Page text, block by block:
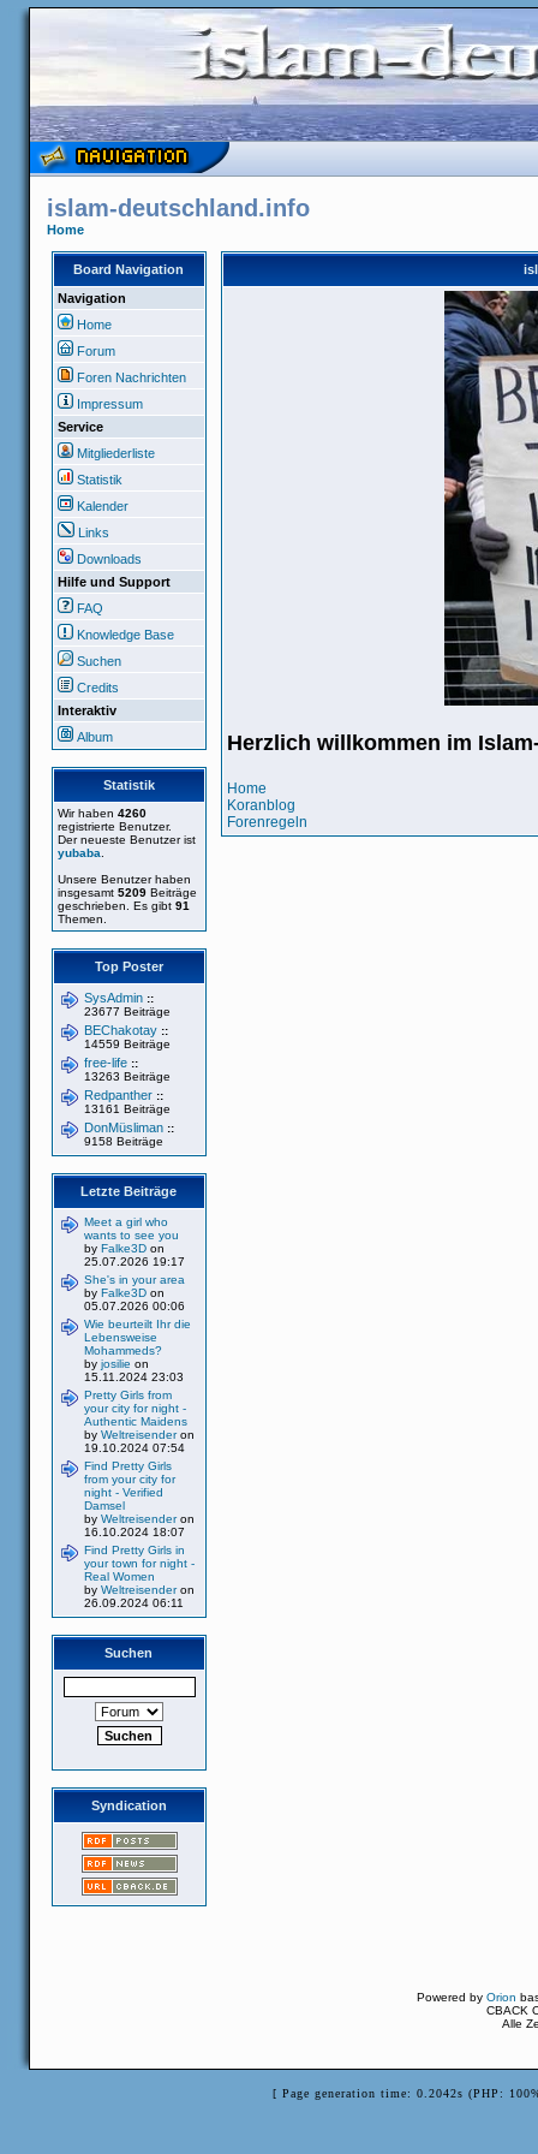
islam-deutschland.info
Home
Board Navigation
Navigation
Home
Forum
Foren Nachrichten
Impressum
Service
Mitgliederliste
Statistik
Kalender
Links
Downloads
Hilfe und Support
FAQ
Knowledge Base
Suchen
Credits
Interaktiv
Album
Statistik
Wir haben 4260
registrierte Benutzer.
Der neueste Benutzer ist
yubaba
Unsere Benutzer haben
insgesamt 5209 Beiträge
geschrieben. Es gibt 91
Themen.
Top Poster
SysAdmin ::
23677 Beiträge
BEChakotay ::
14559 Beiträge
free-life ::
13263 Beiträge
Redpanther ::
13161 Beiträge
DonMüsliman ::
9158 Beiträge
Letzte Beiträge
Meet a girl who
wants to see you
by Falke3D on
25.07.2026 19:17
She's in your area
by Falke3D on
05.07.2026 00:06
Wie beurteilt Ihr die
Lebensweise
Mohammeds?
by josilie on
15.11.2024 23:03
Pretty Girls from
your city for night -
Authentic Maidens
by Weltreisenderon
19.10.2024 07:54
Find Pretty Girls
from your city for
night - Verified
Damsel
by Weltreisenderon
16.10.2024 18:07
Find Pretty Girls in
your town for night -
Real Women
by Weltreisenderon
26.09.2024 06:11
Suchen
Syndication
Herzlich willkommen im
Home
Koranblog
Forenregeln
Powered byOrion
CBACK
Alle
[ Page generation time: 0.2042s (PHP: